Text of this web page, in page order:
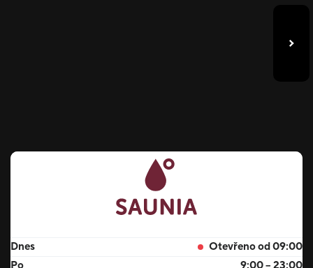
Dnes
Otevřeno od 09:00